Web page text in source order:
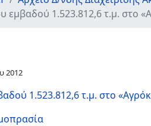
εμβαδού 1.523.812,6 τ.μ.
2012
1.523.812,6 τ.μ. στο